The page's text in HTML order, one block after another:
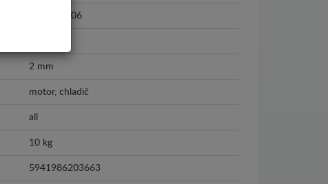
1999 - 2006
2 mm
motor, chladič
all
10 kg
5941986203663